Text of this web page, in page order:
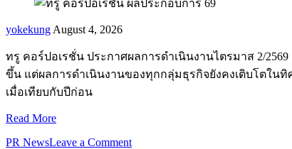
yokekung August 4, 2026
ทรู คอร์ปอเรชั่น ประกาศผลการดำเนินงานไตรมาส 2/
ขึ้น แต่ผลการดำเนินงานของทุกกลุ่มธุรกิจยังคงเติบโตใน
เมื่อเทียบกับปีก่อน
Read More
PR NewsLeave a Comment